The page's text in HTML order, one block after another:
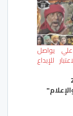
يواصل
للإبداع